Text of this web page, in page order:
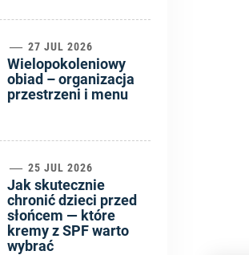
27 JUL 2026
Wielopokoleniowy
obiad – organizacja
przestrzeni i menu
25 JUL 2026
Jak skutecznie
chronić dzieci przed
słońcem — które
kremy z SPF warto
wybrać